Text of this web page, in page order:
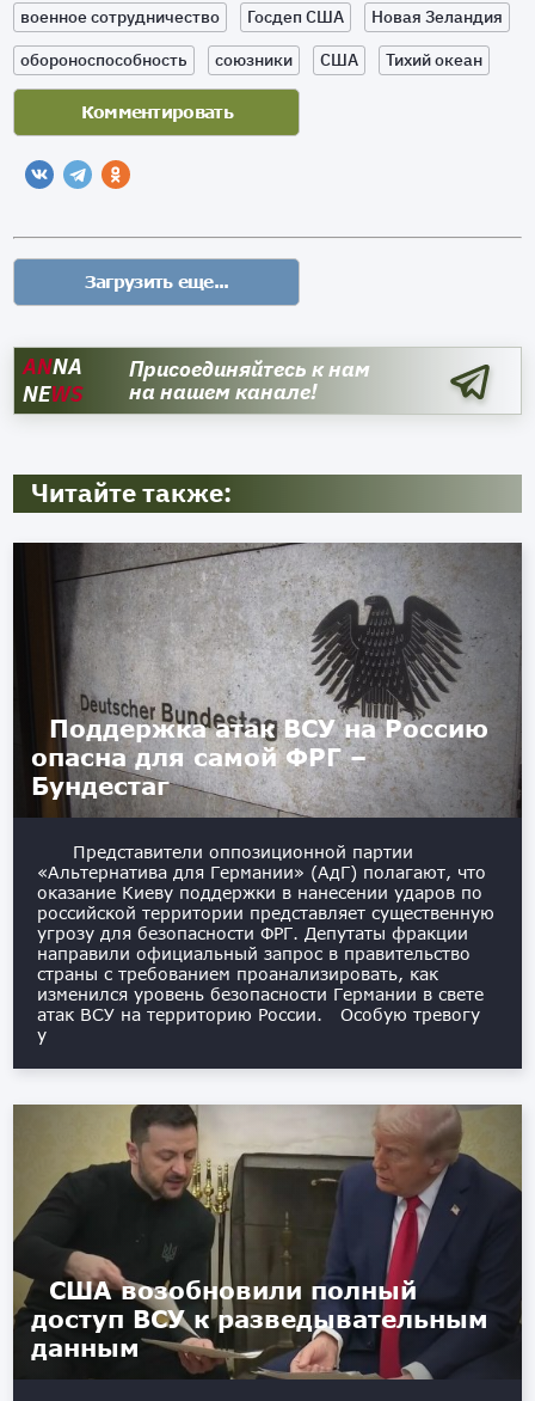
военное сотрудничество
Госдеп США
Новая Зеландия
обороноспособность
союзники США Тихий океан
ANNA
NEWS
Присоединяйтесь к нам
на нашем канале!
Читайте также:
Поддержка атак ВСУ на Россию
опасна для самой ФРГ –
Бундестаг
Представители оппозиционной партии
«Альтернатива для Германии» (АдГ) полагают, что
оказание Киеву поддержки в нанесении ударов по
российской территории представляет существенную
угрозу для безопасности ФРГ. Депутаты фракции
направили официальный запрос в правительство
страны с требованием проанализировать, как
изменился уровень безопасности Германии в свете
атак ВСУ на территорию России. Особую тревогу
у
США возобновили полный
доступ ВСУ к разведывательным
данным